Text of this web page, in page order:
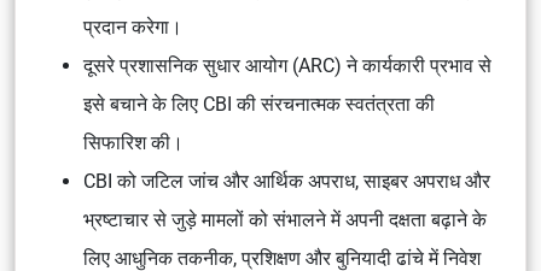
प्रदान करेगा।
दूसरे प्रशासनिक सुधार आयोग (ARC) ने कार्यकारी प्रभाव से
इसे बचाने के लिए CBI की संरचनात्मक स्वतंत्रता की
सिफारिश की।
CBI को जटिल जांच और आर्थिक अपराध, साइबर अपराध और
भ्रष्टाचार से जुड़े मामलों को संभालने में अपनी दक्षता बढ़ाने के
लिए आधुनिक तकनीक, प्रशिक्षण और बुनियादी ढांचे में निवेश